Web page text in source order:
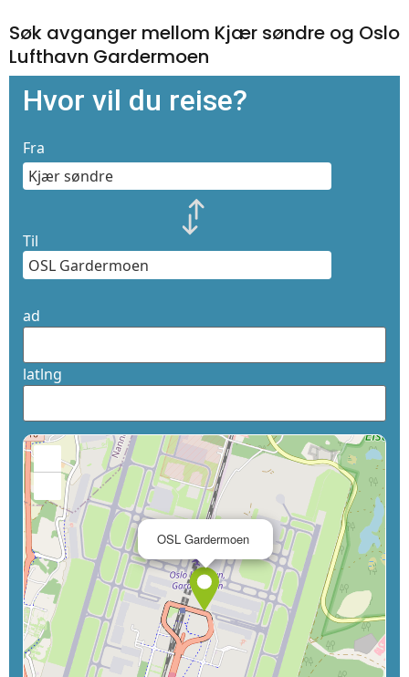
Søk avganger mellom Kjær søndre og Oslo
Lufthavn Gardermoen
Hvor vil du reise?
Fra
Til
ad
latlng
OSL Gardermoen